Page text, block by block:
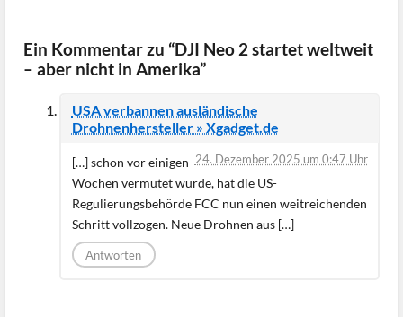
Ein Kommentar zu “DJI Neo 2 startet weltweit
– aber nicht in Amerika”
USA verbannen ausländische
Drohnenhersteller » Xgadget.de
24. Dezember 2025 um 0:47 Uhr
[…] schon vor einigen
Wochen vermutet wurde, hat die US-
Regulierungsbehörde FCC nun einen weitreichenden
Schritt vollzogen. Neue Drohnen aus […]
Antworten